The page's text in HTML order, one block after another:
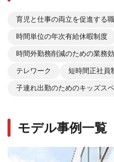
育児と仕事の両立を促進する
時間単位の年次有給休暇制度
時間外勤務削減のための業務
テレワーク 短時間正社員
子連れ出勤のためのキッズス
モデル事例一覧